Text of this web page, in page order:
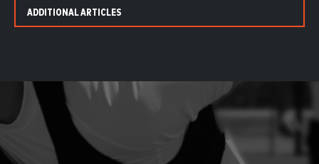
ADDITIONAL ARTICLES